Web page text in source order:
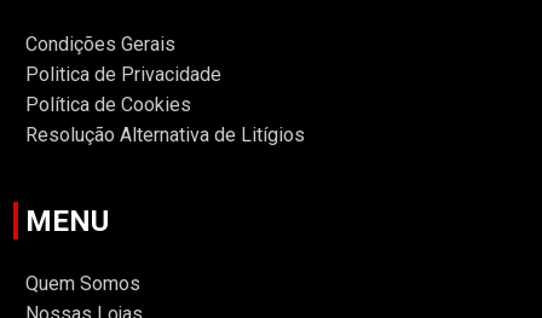
Condições Gerais
Politica de Privacidade
Política de Cookies
Resolução Alternativa de Litígios
MENU
Quem Somos
Nossas Lojas